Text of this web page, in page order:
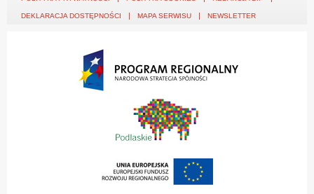
DEKLARACJA DOSTĘPNOŚCI MAPA SERWISU NEWSLETTER